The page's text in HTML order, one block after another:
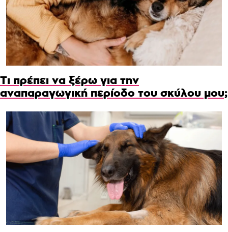
Τι πρέπει να ξέρω για την
αναπαραγωγική περίοδο του σκύλου μου;